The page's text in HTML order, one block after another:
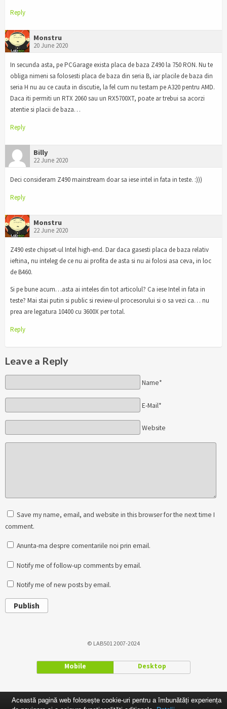
Reply
Monstru
20 June 2020
In secunda asta, pe PCGarage exista placa de baza Z490 la 750 RON. Nu te
obliga nimeni sa folosesti placa de baza din seria B, iar placile de baza din
seria H nu au ce cauta in discutie, la fel cum nu testam pe A320 pentru AMD.
Daca iti permiti un RTX 2060 sau un RX5700XT, poate ar trebui sa acorzi
atentie si placii de baza…
Reply
Billy
22 June 2020
Deci consideram Z490 mainstream doar sa iese intel in fata in teste. :)))
Reply
Monstru
22 June 2020
Z490 este chipset-ul Intel high-end. Dar daca gasesti placa de baza relativ
ieftina, nu inteleg de ce nu ai profita de asta si nu ai folosi asa ceva, in loc
de B460.
Si pe bune acum…asta ai inteles din tot articolul? Ca iese Intel in fata in
teste? Mai stai putin si public si review-ul procesorului si o sa vezi ca… nu
prea are legatura 10400 cu 3600X per total.
Reply
Leave a Reply
Name*
E-Mail*
Website
Save my name, email, and website in this browser for the next time I
comment.
Anunta-ma despre comentariile noi prin email.
Notify me of follow-up comments by email.
Notify me of new posts by email.
Publish
© LAB501 2007-2024
Mobile Desktop
Această pagină web folosește cookie-uri pentru a îmbunătăți experiența